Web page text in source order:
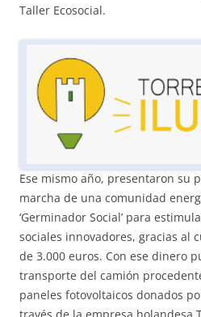
Taller Ecosocial.
Ese mismo año, presentaron su
marcha de una comunidad
‘Germinador Social’ para
sociales innovadores, gracias al
de 3.000 euros. Con ese dinero
transporte del camión
paneles fotovoltaicos donados